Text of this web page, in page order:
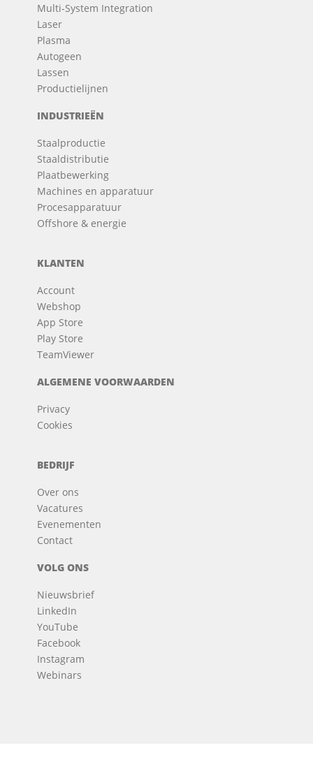
Multi-System Integration
Laser
Plasma
Autogeen
Lassen
Productielijnen
INDUSTRIEËN
Staalproductie
Staaldistributie
Plaatbewerking
Machines en apparatuur
Procesapparatuur
Offshore & energie
KLANTEN
Account
Webshop
App Store
Play Store
TeamViewer
ALGEMENE VOORWAARDEN
Privacy
Cookies
BEDRIJF
Over ons
Vacatures
Evenementen
Contact
VOLG ONS
Nieuwsbrief
LinkedIn
YouTube
Facebook
Instagram
Webinars